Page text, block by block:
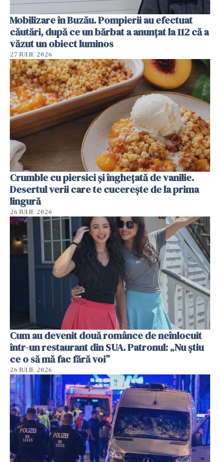
Mobilizare în Buzău. Pompierii au efectuat
căutări, după ce un bărbat a anunțat la 112 că a
văzut un obiect luminos
27 IULIE 2026
Crumble cu piersici și înghețată de vanilie.
Desertul verii care te cucerește de la prima
lingură
26 IULIE 2026
Cum au devenit două românce de neînlocuit
într-un restaurant din SUA. Patronul: „Nu știu
ce o să mă fac fără voi”
26 IULIE 2026